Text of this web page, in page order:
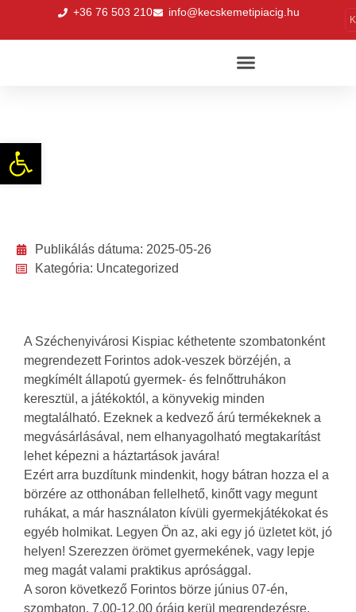
+36 76 503 210 info@kecskemetipiacig.hu
Publikálás dátuma: 2025-05-26
Kategória: Uncategorized
A Széchenyivárosi Kispiac kéthetente szombatonként
megrendezett Forintos adok-veszek börzéjén, a
megkímélt állapotú gyermek- és felnőttruhákon
keresztül, a játékoktól, a könyvekig minden
megtalálható. Ezeknek a kedvező árú termékeknek a
megvásárlásával, nem elhanyagolható megtakarítást
lehet képezni a háztartások javára!
Ezért arra buzdítunk mindenkit, hogy bátran hozza el a
börzére az otthonában fellelhető, kinőtt vagy megunt
ruhákat, a már használaton kívüli gyermekjátékokat és
egyéb holmikat. Legyen Ön az, aki egy jó üzletet köt, jó
helyen! Szerezzen örömet gyermekének, vagy lepje
meg magát valami praktikus aprósággal.
A soron következő Forintos börze június 07-én,
szombaton, 7.00-12.00 óráig kerül megrendezésre,
Eszköztár megnyitása